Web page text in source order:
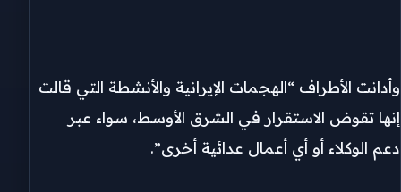
وأدانت الأطراف “الهجمات الإيرانية والأنشطة التي قالت
إنها تقوض الاستقرار في الشرق الأوسط، سواء عبر
دعم الوكلاء أو أي أعمال عدائية أخرى”.